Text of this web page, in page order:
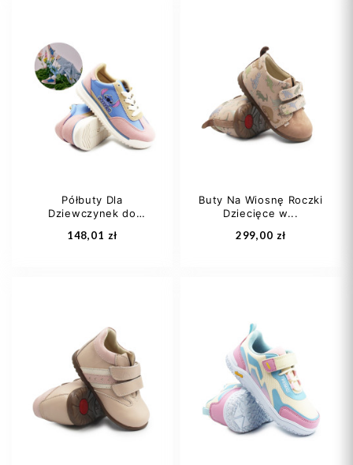
27 28
31 +2
Dodaj do koszyka
28
29
30
Dodaj do koszyka
Półbuty Dla
Dziewczynek do
148,01 zł
31
32
33
34 +4
Buty Na Wiosnę Roczki
Dziecięce w...
299,00 zł
21
23
24